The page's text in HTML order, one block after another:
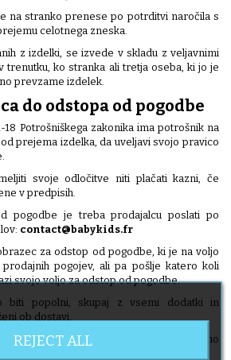
na stranko prenese po potrditvi naročila s
celotnega zneska.
z izdelki, se izvede v skladu z veljavnimi
trenutku, ko stranka ali tretja oseba, ki jo je
prevzame izdelek.
do odstopa od pogodbe
18 Potrošniškega zakonika ima potrošnik na
prejema izdelka, da uveljavi svojo pravico
svoje odločitve niti plačati kazni, če
v predpisih.
pogodbe je treba prodajalcu poslati po
contact@babykids.fr
za odstop od pogodbe, ki je na voljo
pogojev, ali pa pošlje katero koli
svojo voljo za odstop od pogodbe.
biti popolni, skupaj z vsemi dodatki in
ob dostavi.
stanju, da jih je mogoče ponovno
REJECT ALL